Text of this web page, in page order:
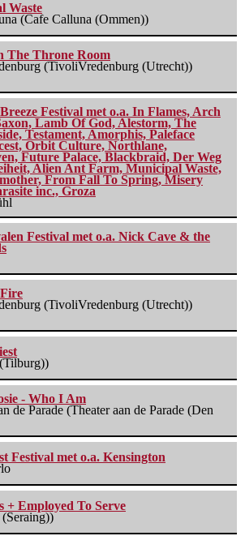
Waste
(Cafe Calluna (Ommen))
The Throne Room
(TivoliVredenburg (Utrecht))
Festival met o.a. In Flames, Arch
Lamb Of God, Alestorm, The
Testament, Amorphis, Paleface
Orbit Culture, Northlane,
Future Palace, Blackbraid, Der Weg
Alien Ant Farm, Municipal Waste,
From Fall To Spring, Misery
inc., Groza
Festival met o.a. Nick Cave & the
(TivoliVredenburg (Utrecht))
- Who I Am
de Parade (Theater aan de Parade (Den
Festival met o.a. Kensington
+ Employed To Serve